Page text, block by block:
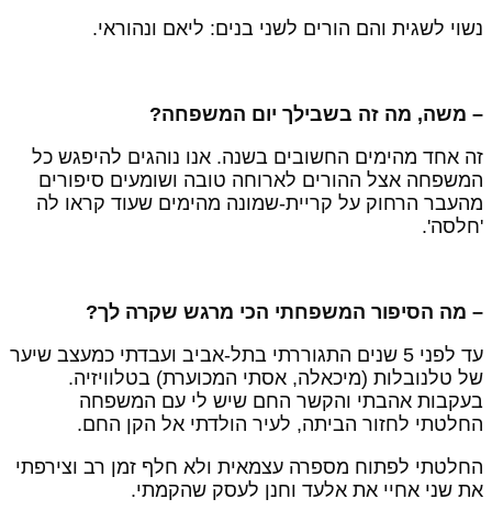
לשגית והם הורים לשני בנים: ליאם ונהוראי.
משה, מה זה בשבילך יום המשפחה?
אחד מהימים החשובים בשנה. אנו נוהגים להיפגש כל
אצל ההורים לארוחה טובה ושומעים סיפורים
הרחוק על קריית-שמונה מהימים שעוד קראו לה
מה הסיפור המשפחתי הכי מרגש שקרה לך?
עד לפני 5 שנים התגוררתי בתל-אביב ועבדתי כמעצב שיער
טלנובלות (מיכאלה, אסתי המכוערת) בטלוויזיה.
אהבתי והקשר החם שיש לי עם המשפחה
לחזור הביתה, לעיר הולדתי אל הקן החם.
לפתוח מספרה עצמאית ולא חלף זמן רב וצירפתי
שני אחיי את אלעד וחנן לעסק שהקמתי.